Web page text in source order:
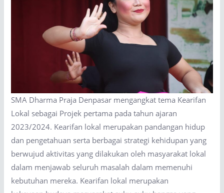
SMA Dharma Praja Denpasar mengangkat tema Kearifan
Lokal sebagai Projek pertama pada tahun ajaran
2023/2024. Kearifan lokal merupakan pandangan hidup
dan pengetahuan serta berbagai strategi kehidupan yang
berwujud aktivitas yang dilakukan oleh masyarakat lokal
dalam menjawab seluruh masalah dalam memenuhi
kebutuhan mereka. Kearifan lokal merupakan